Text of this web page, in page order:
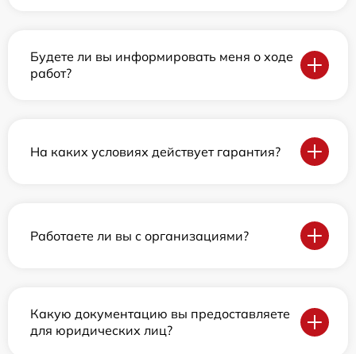
Будете ли вы информировать меня о ходе
работ?
На каких условиях действует гарантия?
Работаете ли вы с организациями?
Какую документацию вы предоставляете
для юридических лиц?